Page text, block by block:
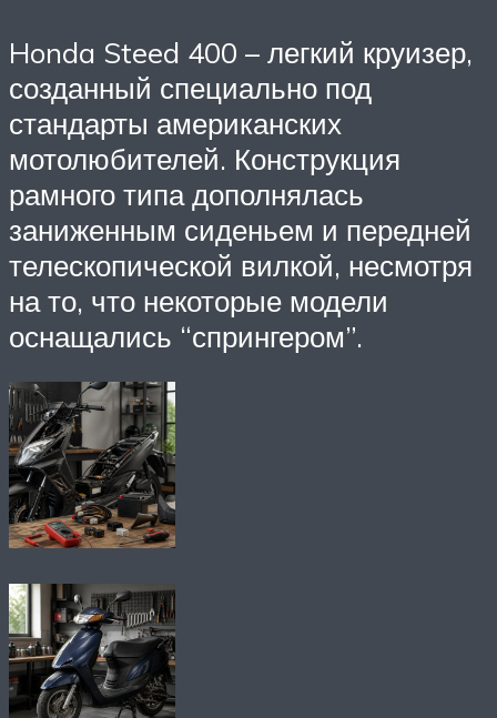
Honda Steed 400 – легкий круизер,
созданный специально под
стандарты американских
мотолюбителей. Конструкция
рамного типа дополнялась
заниженным сиденьем и передней
телескопической вилкой, несмотря
на то, что некоторые модели
оснащались “спрингером”.